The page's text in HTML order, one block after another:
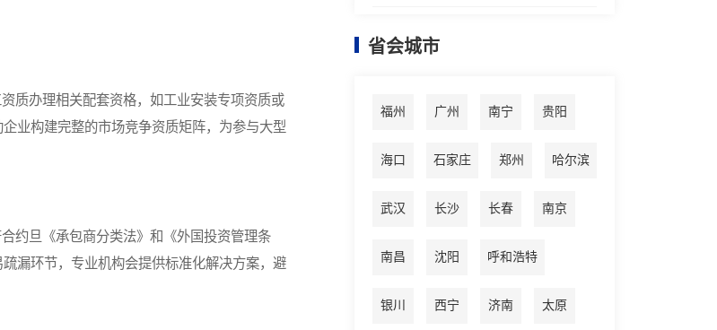
办理相关配套资格，如工业安装专项资质或
业构建完整的市场竞争资质矩阵，为参与大型
旦《承包商分类法》和《外国投资管理条
漏环节，专业机构会提供标准化解决方案，避
省会城市
福州 广州 南宁 贵阳
海口 石家庄 郑州 哈尔滨
武汉 长沙 长春 南京
南昌 沈阳 呼和浩特
银川 西宁 济南 太原